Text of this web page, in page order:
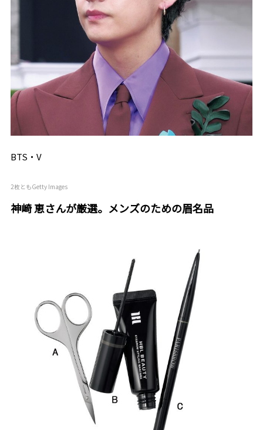
BTS・V
2枚ともGetty Images
神崎 恵さんが厳選。メンズのための眉名品